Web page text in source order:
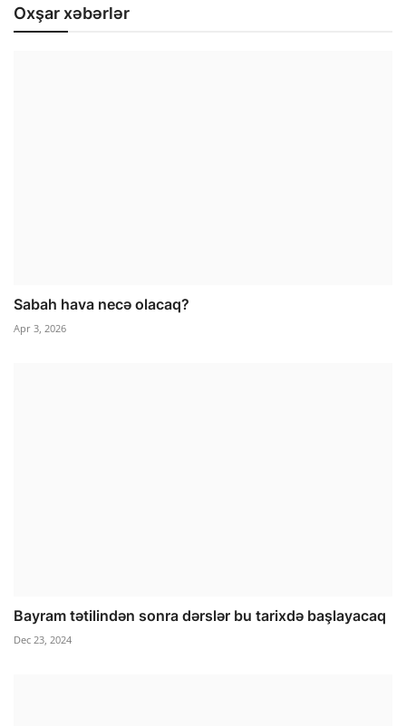
Oxşar xəbərlər
Sabah hava necə olacaq?
Apr 3, 2026
Bayram tətilindən sonra dərslər bu tarixdə başlayacaq
Dec 23, 2024